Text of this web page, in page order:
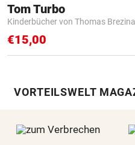
Tom Turbo
Kinderbücher von Thomas Brezina
€15,00
VORTEILSWELT